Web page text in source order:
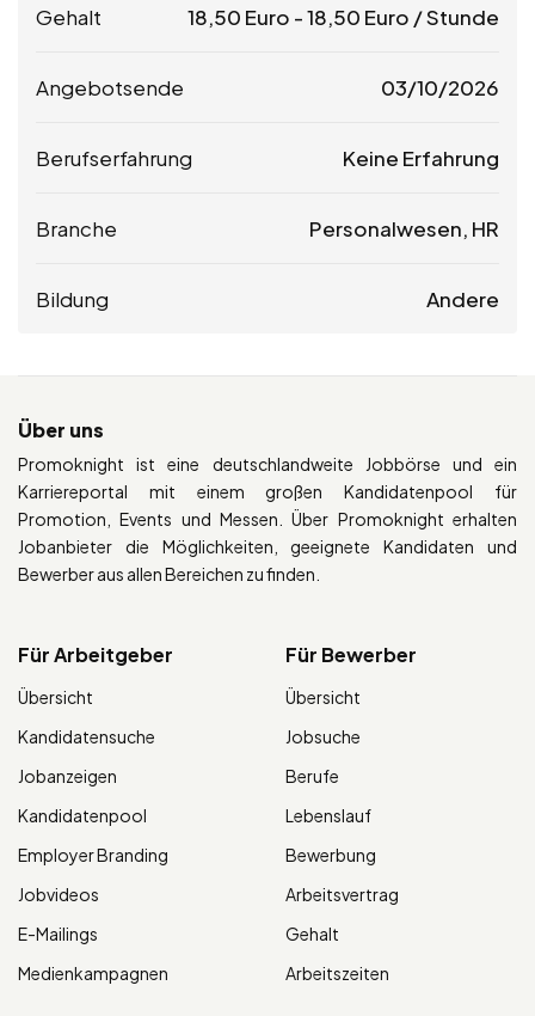
Gehalt 18,50 Euro -18,50 Euro / Stunde
Angebotsende 03/10/2026
Berufserfahrung Keine Erfahrung
Branche Personalwesen, HR
Bildung Andere
Über uns
Promoknight ist eine deutschlandweite Jobbörse und ein
Karriereportal mit einem großen Kandidatenpool für
Promotion, Events und Messen. Über Promoknight erhalten
Jobanbieter die Möglichkeiten, geeignete Kandidaten und
Bewerber aus allen Bereichen zu finden.
Für Arbeitgeber
Übersicht
Kandidatensuche
Jobanzeigen
Kandidatenpool
Employer Branding
Jobvideos
E-Mailings
Medienkampagnen
Für Bewerber
Übersicht
Jobsuche
Berufe
Lebenslauf
Bewerbung
Arbeitsvertrag
Gehalt
Arbeitszeiten